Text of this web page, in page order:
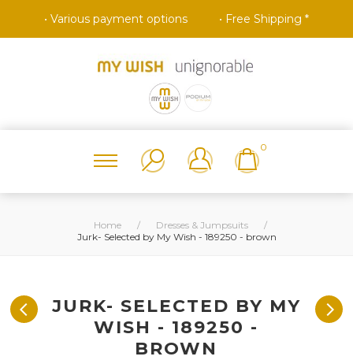
• Various payment options • Free Shipping *
0
Home / Dresses & Jumpsuits
/
Jurk- Selected by My Wish - 189250 - brown
JURK- SELECTED BY MY
WISH - 189250 -
BROWN